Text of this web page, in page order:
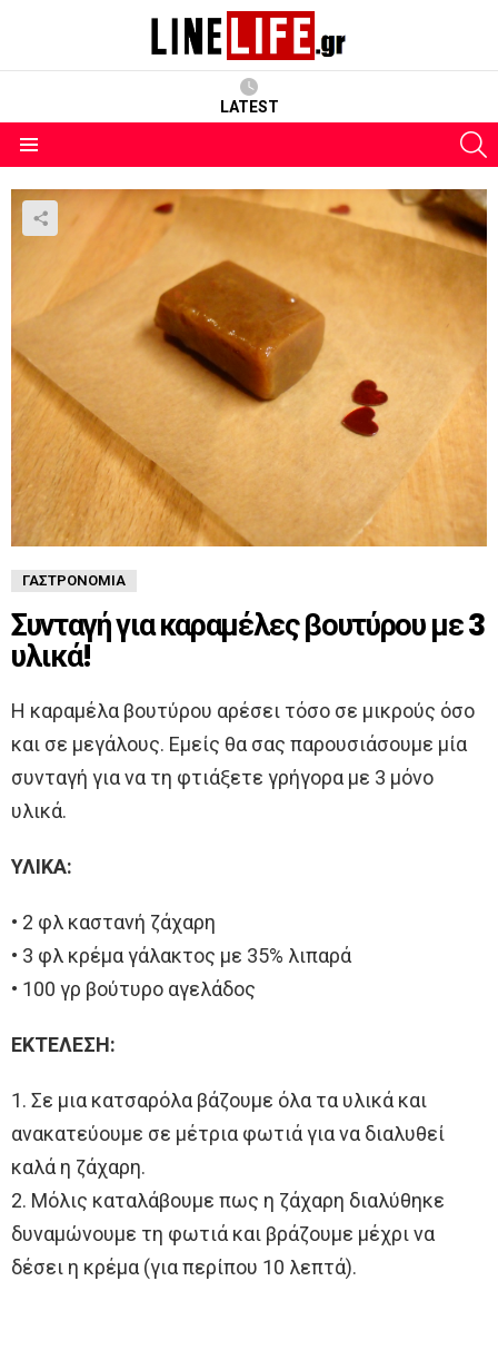
LATEST
ΓΑΣΤΡΟΝΟΜΊΑ
Συνταγή για καραμέλες βουτύρου με 3
υλικά!
Η καραμέλα βουτύρου αρέσει τόσο σε μικρούς όσο
και σε μεγάλους. Εμείς θα σας παρουσιάσουμε μία
συνταγή για να τη φτιάξετε γρήγορα με 3 μόνο
υλικά.
ΥΛΙΚΑ:
• 2 φλ καστανή ζάχαρη
• 3 φλ κρέμα γάλακτος με 35% λιπαρά
• 100 γρ βούτυρο αγελάδος
ΕΚΤΕΛΕΣΗ:
1. Σε μια κατσαρόλα βάζουμε όλα τα υλικά και
ανακατεύουμε σε μέτρια φωτιά για να διαλυθεί
καλά η ζάχαρη.
2. Μόλις καταλάβουμε πως η ζάχαρη διαλύθηκε
δυναμώνουμε τη φωτιά και βράζουμε μέχρι να
δέσει η κρέμα (για περίπου 10 λεπτά).